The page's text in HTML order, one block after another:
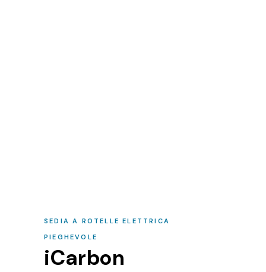
SEDIA A ROTELLE ELETTRICA
PIEGHEVOLE
iCarbon